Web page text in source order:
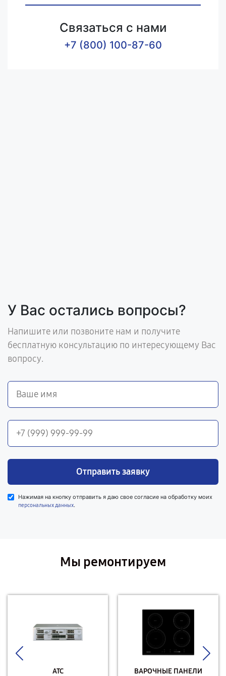
Связаться с нами
+7 (800) 100-87-60
У Вас остались вопросы?
Напишите или позвоните нам и получите
бесплатную консультацию по интересующему Вас
вопросу.
Отправить заявку
Нажимая на кнопку отправить я даю свое согласие на обработку моих
персональных данных.
Мы ремонтируем
АТС ВАРОЧНЫЕ ПАНЕЛИ